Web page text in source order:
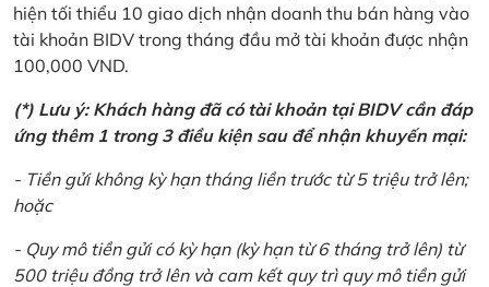
hiện tối thiểu 10 giao dịch nhận doanh thu bán hàng vào
tài khoản BIDV trong tháng đầu mở tài khoản được nhận
100,000 VND.
(*) Lưu ý: Khách hàng đã có tài khoản tại BIDV cần đáp
ứng thêm 1 trong 3 điều kiện sau để nhận khuyến mại:
- Tiền gửi không kỳ hạn tháng liền trước từ 5 triệu trở lên;
hoặc
- Quy mô tiền gửi có kỳ hạn (kỳ hạn từ 6 tháng trở lên) từ
500 triệu đồng trở lên và cam kết quy trì quy mô tiền gửi